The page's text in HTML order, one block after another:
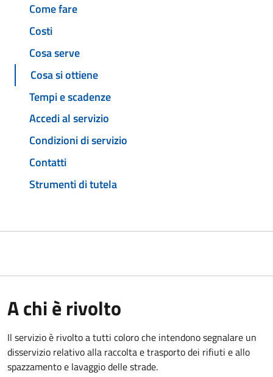
Come fare
Costi
Cosa serve
Cosa si ottiene
Tempi e scadenze
Accedi al servizio
Condizioni di servizio
Contatti
Strumenti di tutela
A chi è rivolto
Il servizio è rivolto a tutti coloro che intendono segnalare un
disservizio relativo alla raccolta e trasporto dei rifiuti e allo
spazzamento e lavaggio delle strade.